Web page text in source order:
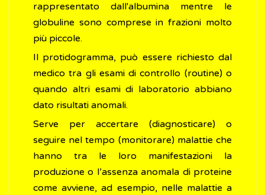
rappresentato dall'albumina mentre le
globuline sono comprese in frazioni molto
più piccole.
Il protidogramma, può essere richiesto dal
medico tra gli esami di controllo (routine) o
quando altri esami di laboratorio abbiano
dato risultati anomali.
Serve per accertare (diagnosticare) o
seguire nel tempo (monitorare) malattie che
hanno tra le loro manifestazioni la
produzione o l’assenza anomala di proteine
come avviene, ad esempio, nelle malattie a